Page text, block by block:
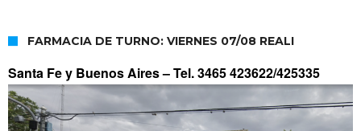
FARMACIA DE TURNO: VIERNES 07/08 REALI
Santa Fe y Buenos Aires –Tel. 3465 423622/425335